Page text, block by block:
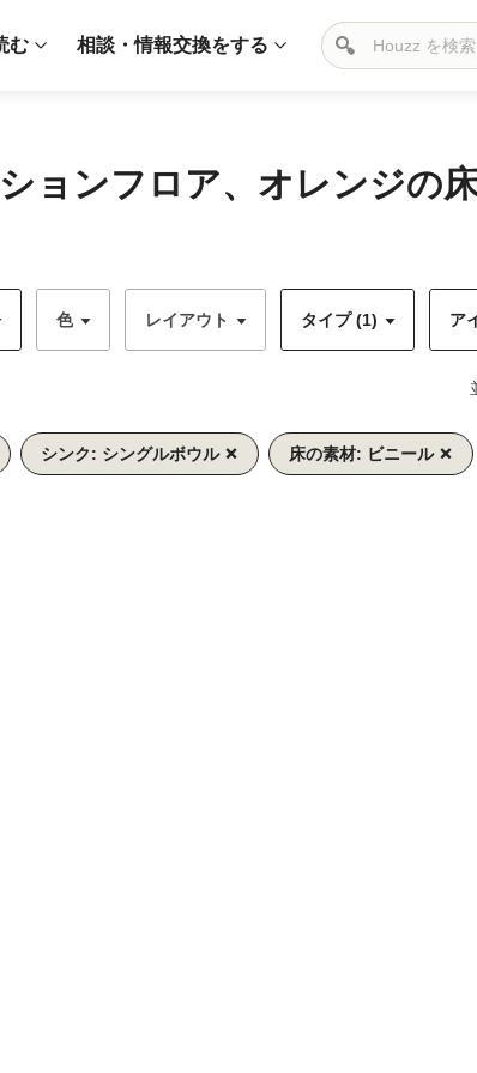
む 相談・情報交換をする
ョンフロア、オレンジの
色 レイアウト タイプ (1) ア
シンク: シングルボウル 床の素材: ビニール